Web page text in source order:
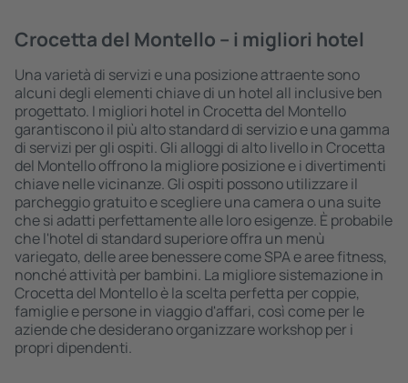
Crocetta del Montello – i migliori hotel
Una varietà di servizi e una posizione attraente sono
alcuni degli elementi chiave di un hotel all inclusive ben
progettato. I migliori hotel in Crocetta del Montello
garantiscono il più alto standard di servizio e una gamma
di servizi per gli ospiti. Gli alloggi di alto livello in Crocetta
del Montello offrono la migliore posizione e i divertimenti
chiave nelle vicinanze. Gli ospiti possono utilizzare il
parcheggio gratuito e scegliere una camera o una suite
che si adatti perfettamente alle loro esigenze. È probabile
che l'hotel di standard superiore offra un menù
variegato, delle aree benessere come SPA e aree fitness,
nonché attività per bambini. La migliore sistemazione in
Crocetta del Montello è la scelta perfetta per coppie,
famiglie e persone in viaggio d'affari, così come per le
aziende che desiderano organizzare workshop per i
propri dipendenti.